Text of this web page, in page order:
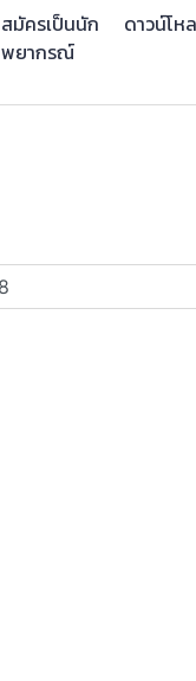
สมัครเป็นนัก
พยากรณ์
ดาวน์โห